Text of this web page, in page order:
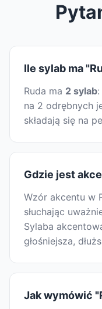
Ile sylab ma
Ruda ma 2 sylab
na 2 odrębnych
składają się na
Gdzie jest
Wzór akcentu w
słuchając
Sylaba
głośniejsza,
Jak wymówić